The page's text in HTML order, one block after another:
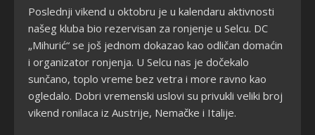
Poslednji vikend u oktobru je u kalendaru aktivnosti
našeg kluba bio rezervisan za ronjenje u Selcu. DC
„Mihurić“ se još jednom dokazao kao odličan domaćin
i organizator ronjenja. U Selcu nas je dočekalo
sunčano, toplo vreme bez vetra i more ravno kao
ogledalo. Dobri vremenski uslovi su privukli veliki broj
vikend ronilaca iz Austrije, Nemačke i Italije.